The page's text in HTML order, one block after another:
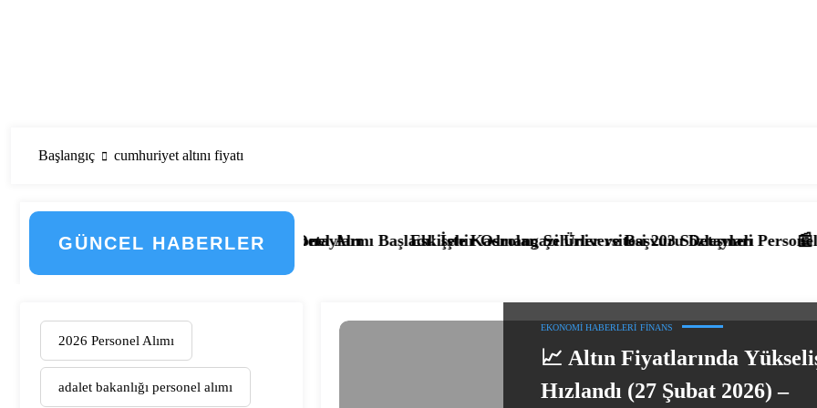
Başlangıç cumhuriyet altını fiyatı
GÜNCEL HABERLER
İşte Düzenlemenin Detayları
Kamu Hastanesi Personel Alımı Başladı! İşte Kadrolar, Şehirler ve Başvuru Detayları
Eskişehir Osmangazi Üniversitesi 203 Sözleşmeli Personel Alımı
📰 KPSS’li ve
2026 Personel Alımı
adalet bakanlığı personel alımı
EKONOMI HABERLERI FINANS
📈 Altın Fiyatlarında
Hızlandı (27 Şubat 2026) –